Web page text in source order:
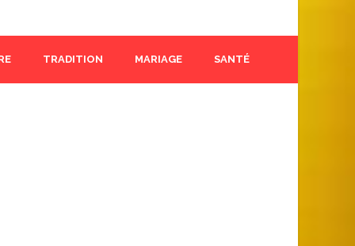
TRADITION MARIAGE SANTÉ